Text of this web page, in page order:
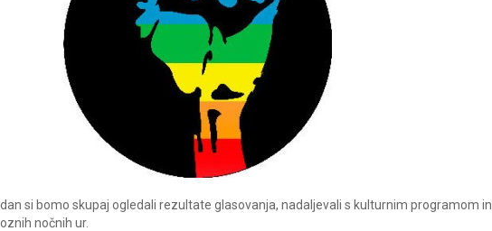
si bomo skupaj ogledali rezultate glasovanja, nadaljevali s kulturnim programom in
nočnih ur.